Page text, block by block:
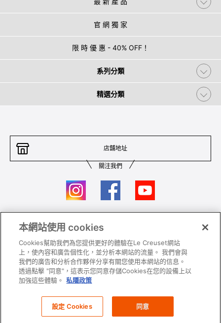
官 網 獨 家
限 時 優 惠 - 40% OFF！
系列分類
精選分類
店舖地址
關注我們
聯絡我們
私隱政策 保養及使用
加入我們 Super MEGA SALE 條款及細則​
All images and contents are © Le Creuset Hong Kong. All rights reserved.
本網站使用 cookies
Cookies幫助我們為您提供更好的體驗在Le Creuset網站
上，使內容和廣告個性化，並分析本網站的流量。 我們會與
我們的廣告和分析合作夥伴分享有關您使用本網站的信息。
透過點擊 "同意"，這表示您同意存儲Cookies在您的設備上以
加強這些體驗。 私隱政策
設定 Cookies 同意